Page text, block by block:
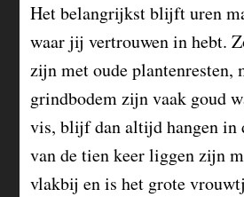
Het belangrijkst blijft uren
waar jij vertrouwen in hebt.
zijn met oude plantenresten,
grindbodem zijn vaak goud
vis, blijf dan altijd hangen in
van de tien keer liggen zijn
vlakbij en is het grote